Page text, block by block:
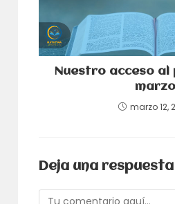
Nuestro acceso al
marzo
marzo 12,
Deja una respuesta
Comentario